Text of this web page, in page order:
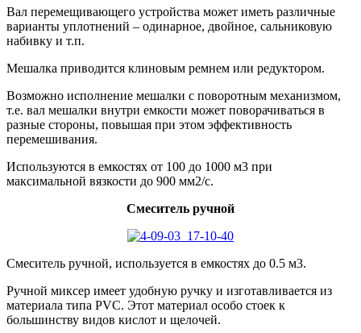
Вал перемещивающего устройства может иметь различные
варианты уплотнений – одинарное, двойное, сальниковую
набивку и т.п.
Мешалка приводится клиновым ремнем или редуктором.
Возможно исполнение мешалки с поворотным механизмом,
т.е. вал мешалки внутри емкости может поворачиваться в
разные стороны, повышая при этом эффективность
перемешивания.
Используются в емкостях от 100 до 1000 м3 при
максимальной вязкости до 900 мм2/с.
Смеситель ручной
Смеситель ручной, используется в емкостях до 0.5 м3.
Ручной миксер имеет удобную ручку и изготавливается из
материала типа PVC. Этот материал особо стоек к
большинству видов кислот и щелочей.